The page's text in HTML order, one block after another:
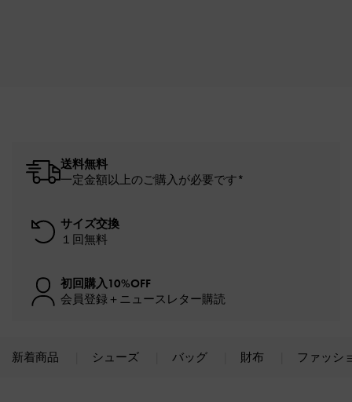
送料無料
一定金額以上のご購入が必要です*
サイズ交換
１回無料
初回購入10%OFF
会員登録＋ニュースレター購読
新着商品 シューズ バッグ 財布 ファッシ